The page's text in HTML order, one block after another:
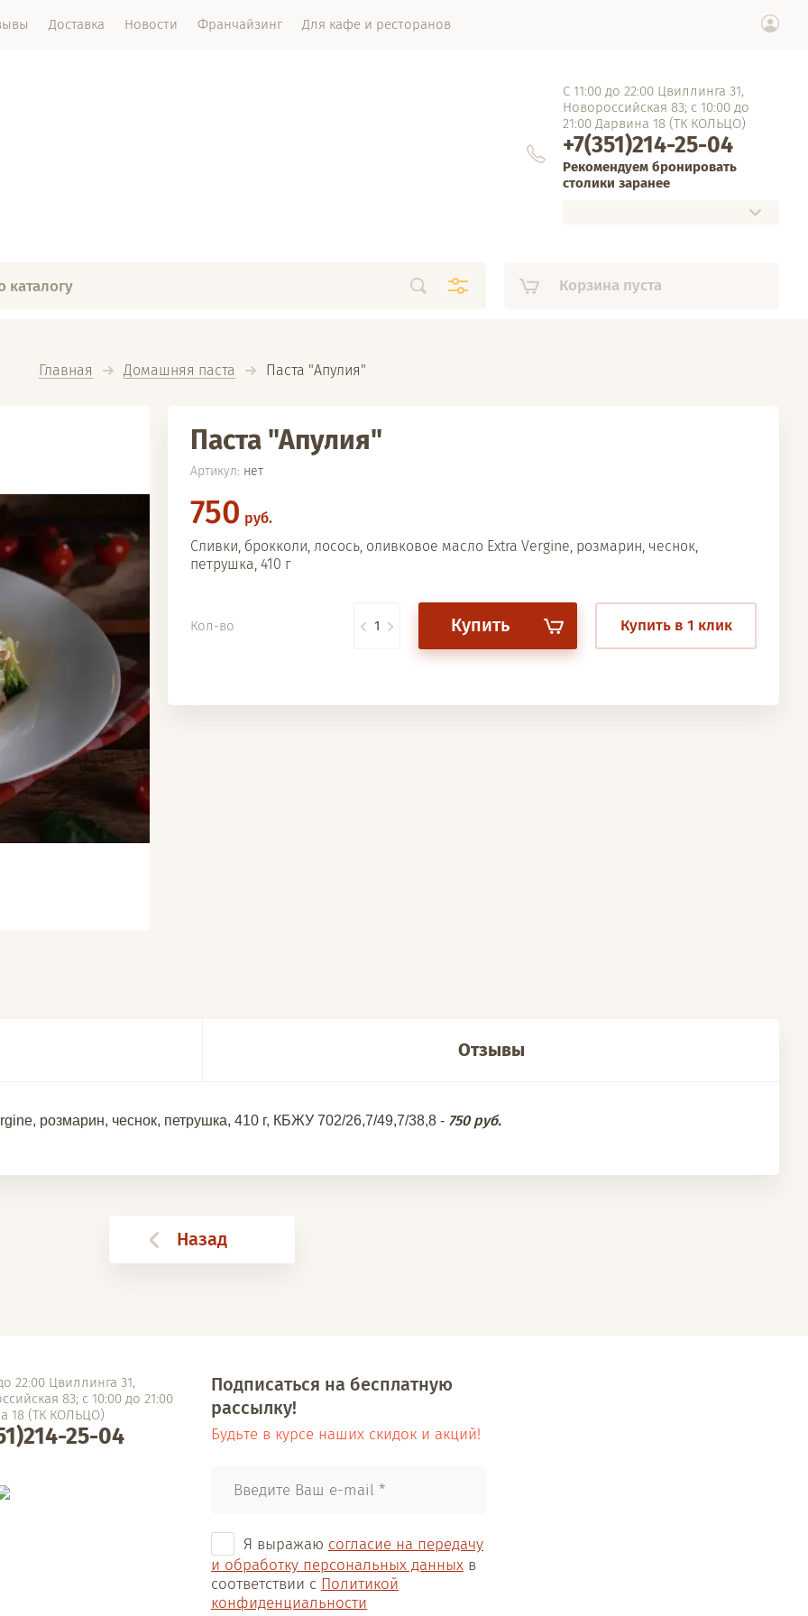
Доставка Новости Франчайзинг Для кафе и ресторанов
С 11:00 до 22:00 Цвиллинга 31,
Новороссийская 83; с 10:00 до
21:00 Дарвина 18 (ТК КОЛЬЦО)
+7(351)214-25-04
Рекомендуем бронировать
столики заранее
Корзина пуста
Главная Домашняя паста
  Паста "Апулия"
Паста "Апулия"
Артикул: нет
750 руб.
Сливки, брокколи, лосось, оливковое масло Extra Vergine, розмарин, чеснок,
петрушка, 410 г
Кол-во Купить Купить в 1 клик
Отзывы
, розмарин, чеснок, петрушка, 410 г, КБЖУ 702/26,7/49,7/38,8 - 750 руб.
Назад
22:00 Цвиллинга 31,
83; с 10:00 до 21:00
18 (ТК КОЛЬЦО)
25-04
Подписаться на бесплатную
рассылку!
Будьте в курсе наших скидок и акций!
Я выражаю согласие на передачу
и обработку персональных данных в
соответствии с Политикой
конфиденциальности